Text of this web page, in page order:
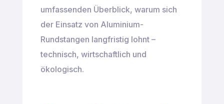
umfassenden Überblick, warum sich
der Einsatz von Aluminium-
Rundstangen langfristig lohnt –
technisch, wirtschaftlich und
ökologisch.